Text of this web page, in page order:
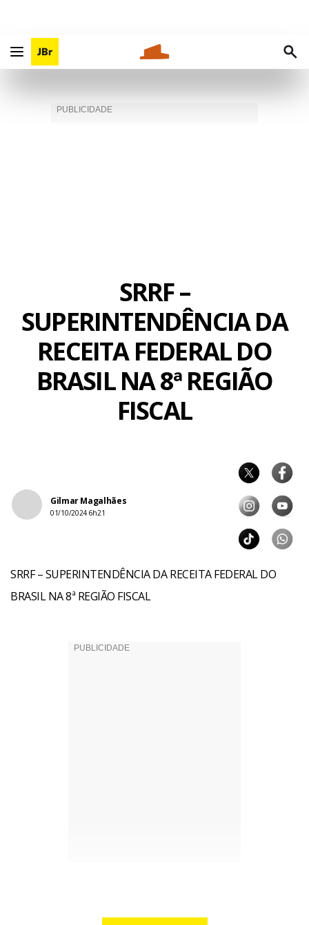
SRRF –
SUPERINTENDÊNCIA DA
RECEITA FEDERAL DO
BRASIL NA 8ª REGIÃO
FISCAL
Gilmar Magalhães
01/10/2024 6h21
SRRF – SUPERINTENDÊNCIA DA RECEITA FEDERAL DO
BRASIL NA 8ª REGIÃO FISCAL